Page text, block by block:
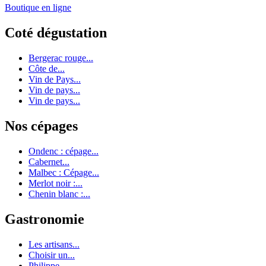
Boutique en ligne
Coté dégustation
Bergerac rouge...
Côte de...
Vin de Pays...
Vin de pays...
Vin de pays...
Nos cépages
Ondenc : cépage...
Cabernet...
Malbec : Cépage...
Merlot noir :...
Chenin blanc :...
Gastronomie
Les artisans...
Choisir un...